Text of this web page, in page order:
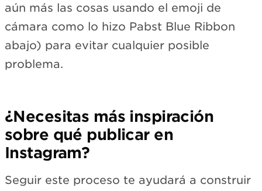
aún más las cosas usando el emoji de
cámara como lo hizo Pabst Blue Ribbon
abajo) para evitar cualquier posible
problema.
¿Necesitas más inspiración
sobre qué publicar en
Instagram?
Seguir este proceso te ayudará a construir